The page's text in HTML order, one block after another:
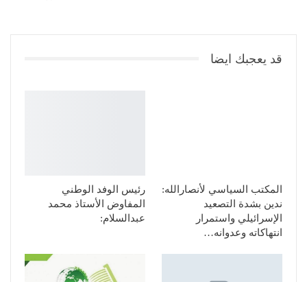
قد يعجبك ايضا
المكتب السياسي لأنصارالله:
ندين بشدة التصعيد
الإسرائيلي واستمرار
انتهاكاته وعدوانه…
رئيس الوفد الوطني
المفاوض الأستاذ محمد
عبدالسلام: